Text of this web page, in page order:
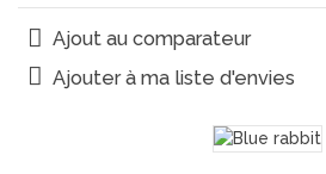
Ajout au comparateur
Ajouter à ma liste d'envies